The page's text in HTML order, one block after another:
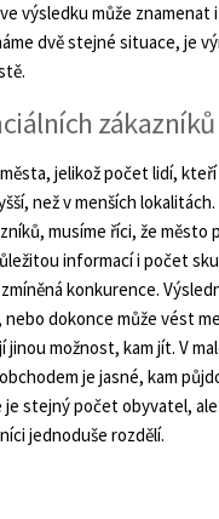
výsledku může znamenat
dvě stejné situace, je
zákazníků
jelikož počet lidí, kteří
než v menších
musíme říci, že město
informací i počet
konkurence.
dokonce může vést
jinou možnost, kam jít. V
je jasné, kam
stejný počet obyvatel,
jednoduše rozdělí.